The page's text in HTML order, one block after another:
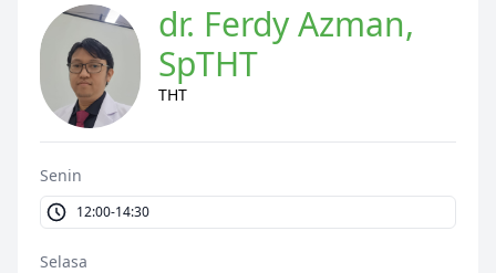
dr. Ferdy Azman,
SpTHT
THT
Senin
12:00-14:30
Selasa